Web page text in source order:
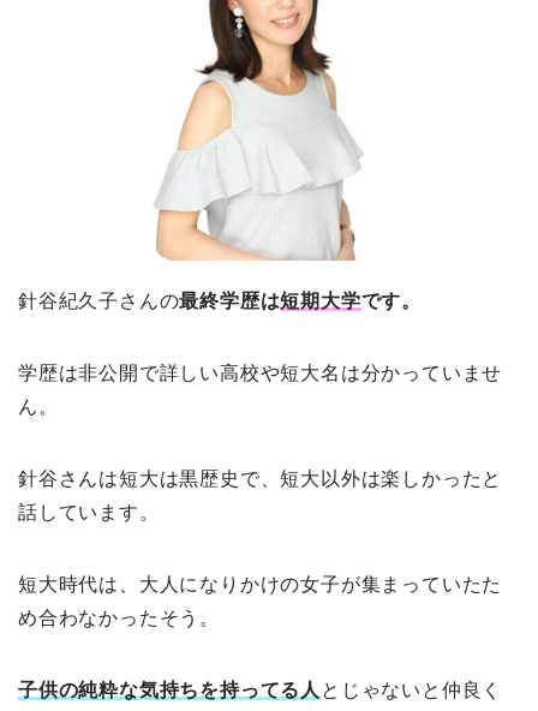
針谷紀久子さんの最終学歴は短期大学です。
学歴は非公開で詳しい高校や短大名は分かっていませ
ん。
針谷さんは短大は黒歴史で、短大以外は楽しかったと
話しています。
短大時代は、大人になりかけの女子が集まっていたた
め合わなかったそう。
子供の純粋な気持ちを持ってる人 とじゃないと仲良く